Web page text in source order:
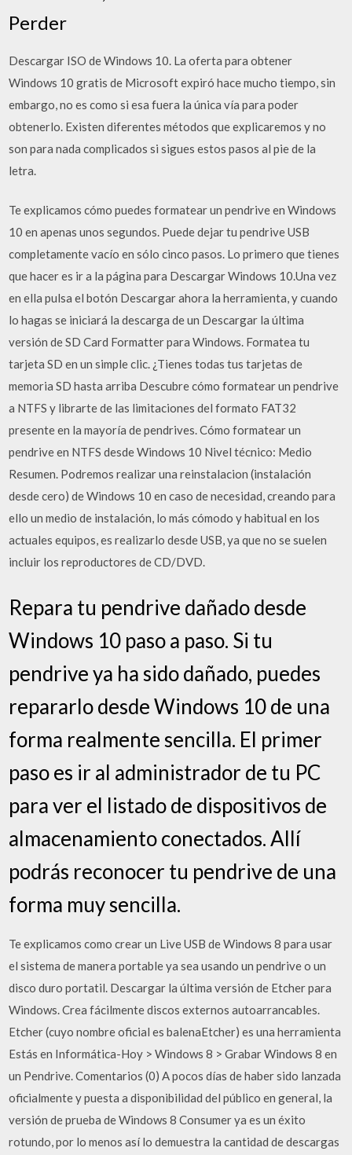
Perder
Descargar ISO de Windows 10. La oferta para obtener
Windows 10 gratis de Microsoft expiró hace mucho tiempo, sin
embargo, no es como si esa fuera la única vía para poder
obtenerlo. Existen diferentes métodos que explicaremos y no
son para nada complicados si sigues estos pasos al pie de la
letra.
Te explicamos cómo puedes formatear un pendrive en Windows
10 en apenas unos segundos. Puede dejar tu pendrive USB
completamente vacío en sólo cinco pasos. Lo primero que tienes
que hacer es ir a la página para Descargar Windows 10.Una vez
en ella pulsa el botón Descargar ahora la herramienta, y cuando
lo hagas se iniciará la descarga de un Descargar la última
versión de SD Card Formatter para Windows. Formatea tu
tarjeta SD en un simple clic. ¿Tienes todas tus tarjetas de
memoria SD hasta arriba Descubre cómo formatear un pendrive
a NTFS y librarte de las limitaciones del formato FAT32
presente en la mayoría de pendrives. Cómo formatear un
pendrive en NTFS desde Windows 10 Nivel técnico: Medio
Resumen. Podremos realizar una reinstalacion (instalación
desde cero) de Windows 10 en caso de necesidad, creando para
ello un medio de instalación, lo más cómodo y habitual en los
actuales equipos, es realizarlo desde USB, ya que no se suelen
incluir los reproductores de CD/DVD.
Repara tu pendrive dañado desde
Windows 10 paso a paso. Si tu
pendrive ya ha sido dañado, puedes
repararlo desde Windows 10 de una
forma realmente sencilla. El primer
paso es ir al administrador de tu PC
para ver el listado de dispositivos de
almacenamiento conectados. Allí
podrás reconocer tu pendrive de una
forma muy sencilla.
Te explicamos como crear un Live USB de Windows 8 para usar
el sistema de manera portable ya sea usando un pendrive o un
disco duro portatil. Descargar la última versión de Etcher para
Windows. Crea fácilmente discos externos autoarrancables.
Etcher (cuyo nombre oficial es balenaEtcher) es una herramienta
Estás en Informática-Hoy > Windows 8 > Grabar Windows 8 en
un Pendrive. Comentarios (0) A pocos días de haber sido lanzada
oficialmente y puesta a disponibilidad del público en general, la
versión de prueba de Windows 8 Consumer ya es un éxito
rotundo, por lo menos así lo demuestra la cantidad de descargas